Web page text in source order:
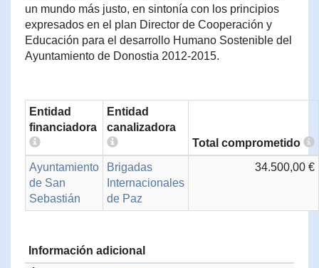
un mundo más justo, en sintonía con los principios
expresados en el plan Director de Cooperación y
Educación para el desarrollo Humano Sostenible del
Ayuntamiento de Donostia 2012-2015.
Entidad
financiadora
Entidad
canalizadora
Total comprometido
Ayuntamiento
de San
Sebastián
Brigadas
Internacionales
de Paz
34.500,00 €
Información adicional